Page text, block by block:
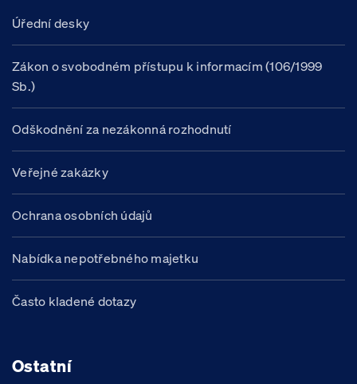
Úřední desky
Zákon o svobodném přístupu k informacím (106/1999
Sb.)
Odškodnění za nezákonná rozhodnutí
Veřejné zakázky
Ochrana osobních údajů
Nabídka nepotřebného majetku
Často kladené dotazy
Ostatní